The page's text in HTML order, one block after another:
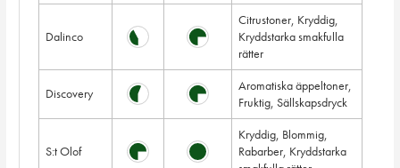
Dalinco
Citrustoner, Kryddig,
Kryddstarka smakfulla
rätter
Discovery
Aromatiska äppeltoner,
Fruktig, Sällskapsdryck
S:t Olof
Kryddig, Blommig,
Rabarber, Kryddstarka